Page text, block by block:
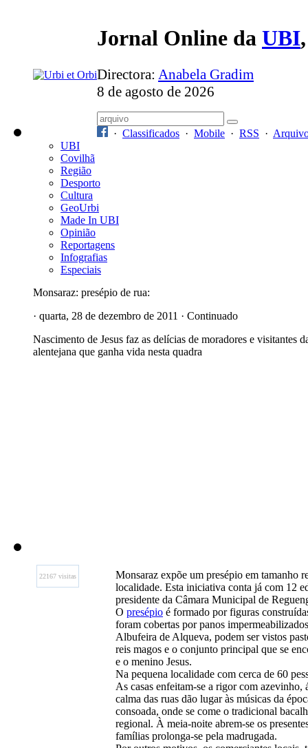
Jornal Online da UBI
Directora: Anabela Gradim
8 de agosto de 2026
· Classificados · Mobile · RSS ·
UBI
Covilhã
Região
Desporto
Cultura
GeoUrbi
Made In UBI
Opinião
Reportagens
Infografias
Especiais
Monsaraz: presépio de rua:
· quarta, 28 de dezembro de 2011 · Continuado
Nascimento de Jesus faz as delícias de moradores e visitantes
alentejana que ganha vida nesta quadra
22167 visitas
Monsaraz expõe um presépio em tamanho
localidade. Esta iniciativa conta já com 12
presidente da Câmara Municipal de
O presépio é formado por figuras
foram cobertas por panos
Albufeira de Alqueva, podem ser vistos
reis magos e o conjunto principal que se
e o menino Jesus.
Na pequena localidade com cerca de 60
As casas enfeitam-se a rigor com
calma das ruas dão lugar às músicas da
consoada, onde se come o tradicional
regional. À meia-noite abrem-se os
famílias prolonga-se pela madrugada.